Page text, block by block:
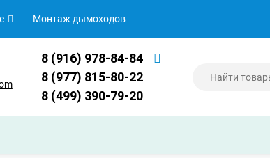
Монтаж дымоходов
8 (916) 978-84-84
8 (977) 815-80-22
8 (499) 390-79-20